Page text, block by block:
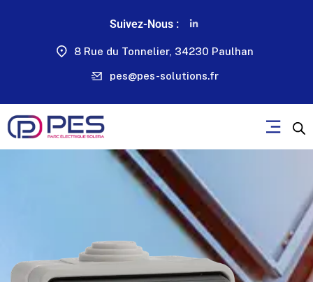
Suivez-Nous :
8 Rue du Tonnelier, 34230 Paulhan
pes@pes-solutions.fr